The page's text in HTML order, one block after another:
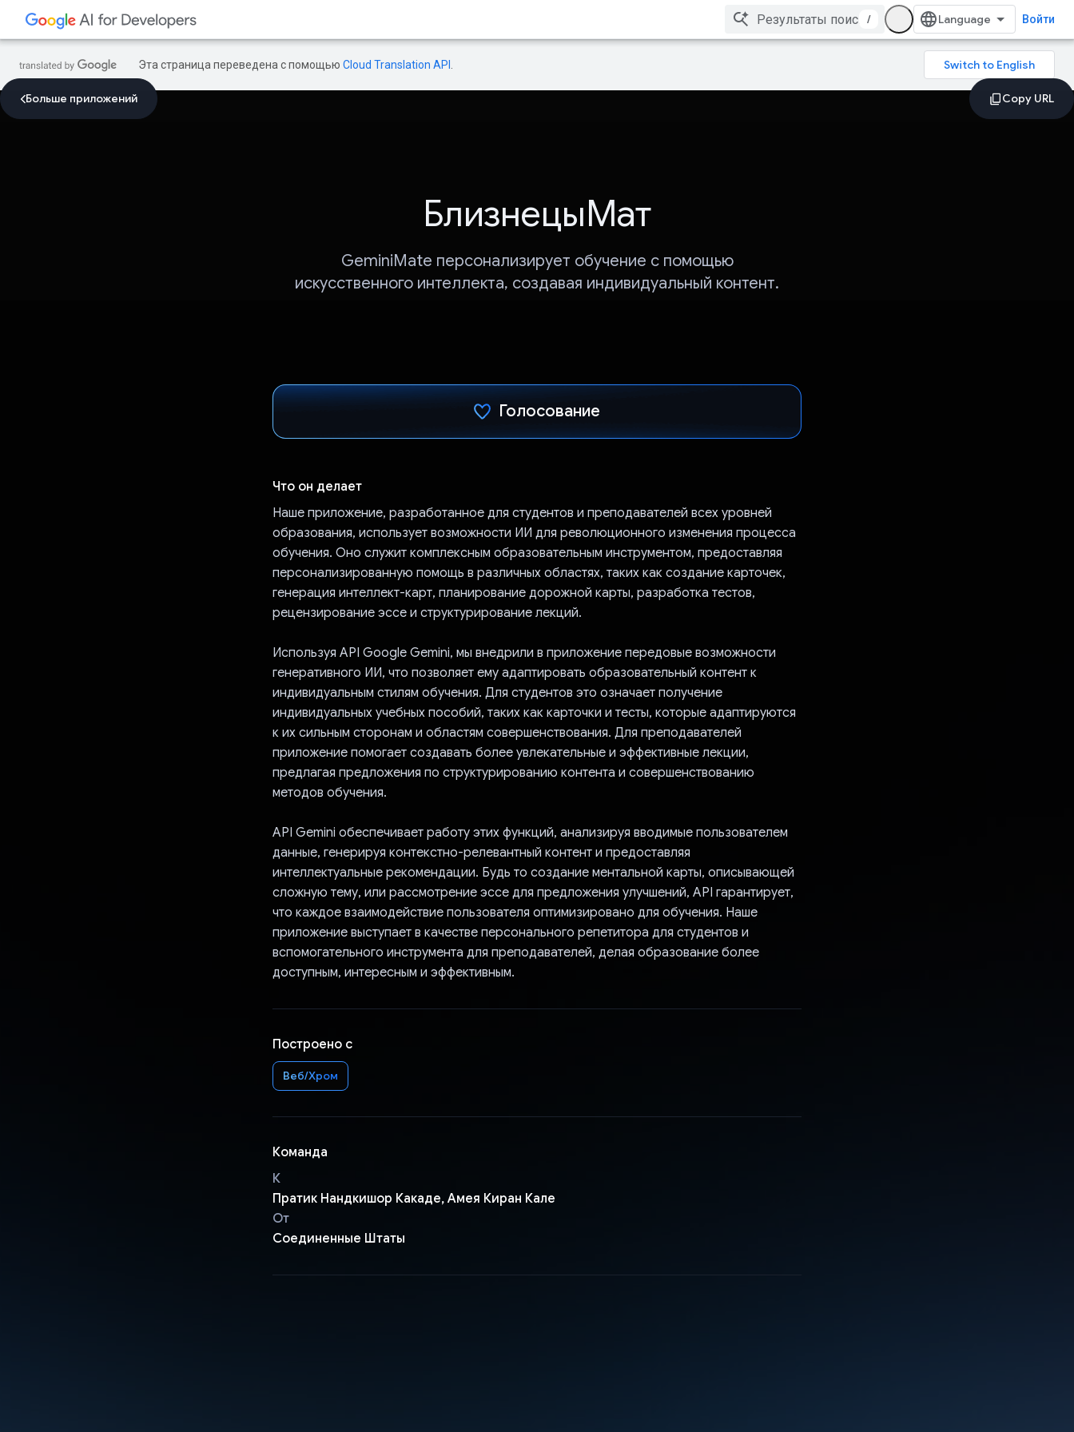
/ Войти
Эта страница переведена с помощью Cloud Translation API
Больше приложений
БлизнецыМат
GeminiMate персонализирует обучение с помощью
искусственного интеллекта, создавая индивидуальный контент.
Голосование
Что он делает
Наше приложение, разработанное для студентов и преподавателей всех уровней
образования, использует возможности ИИ для революционного изменения процесса
обучения. Оно служит комплексным образовательным инструментом, предоставляя
персонализированную помощь в различных областях, таких как создание карточек,
генерация интеллект-карт, планирование дорожной карты, разработка тестов,
рецензирование эссе и структурирование лекций.
Используя API Google Gemini, мы внедрили в приложение передовые возможности
генеративного ИИ, что позволяет ему адаптировать образовательный контент к
индивидуальным стилям обучения. Для студентов это означает получение
индивидуальных учебных пособий, таких как карточки и тесты, которые адаптируются
к их сильным сторонам и областям совершенствования. Для преподавателей
приложение помогает создавать более увлекательные и эффективные лекции,
предлагая предложения по структурированию контента и совершенствованию
методов обучения.
API Gemini обеспечивает работу этих функций, анализируя вводимые пользователем
данные, генерируя контекстно-релевантный контент и предоставляя
интеллектуальные рекомендации. Будь то создание ментальной карты, описывающей
сложную тему, или рассмотрение эссе для предложения улучшений, API гарантирует,
что каждое взаимодействие пользователя оптимизировано для обучения. Наше
приложение выступает в качестве персонального репетитора для студентов и
вспомогательного инструмента для преподавателей, делая образование более
доступным, интересным и эффективным.
Построено с
Веб/Хром
Команда
К
Пратик Нандкишор Какаде, Амея Киран Кале
От
Соединенные Штаты